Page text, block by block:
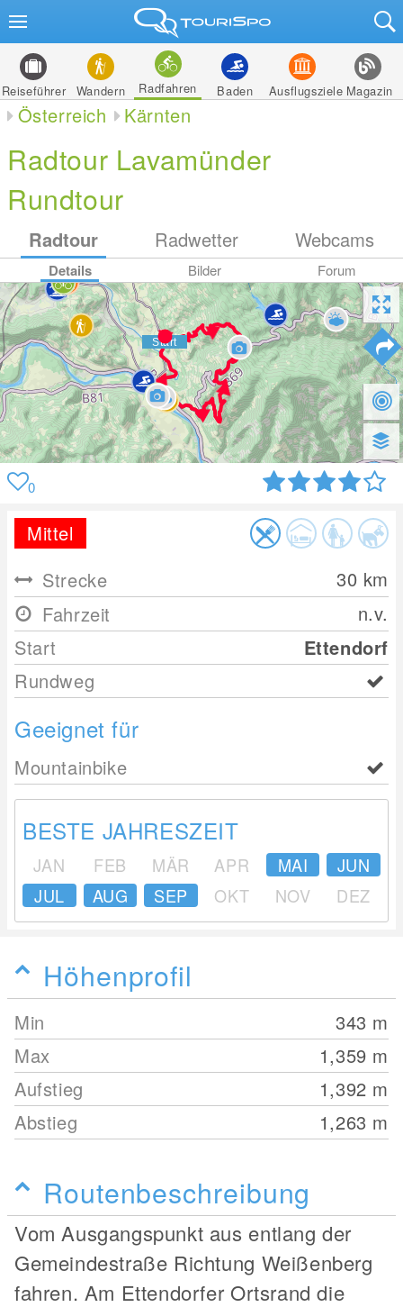
Reiseführer Wandern Radfahren Baden Ausflugsziele Magazin
Österreich Kärnten
Radtour Lavamünder
Rundtour
Radtour Radwetter Webcams
Details Bilder Forum
0
Mittel
Strecke
30 km
Fahrzeit
n.v.
Start
Ettendorf
Rundweg
Geeignet für
Mountainbike
BESTE JAHRESZEIT
JAN FEB MÄR APR MAI
JUN
JUL
AUG SEP OKT NOV DEZ
Höhenprofil
Min 343 m
Max
1,359 m
Aufstieg
1,392 m
Abstieg
1,263 m
Routenbeschreibung
Vom Ausgangspunkt aus entlang der
Gemeindestraße Richtung Weißenberg
fahren. Am Ettendorfer Ortsrand die